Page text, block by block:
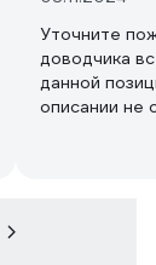
Уточните
доводчика
данной
описании не